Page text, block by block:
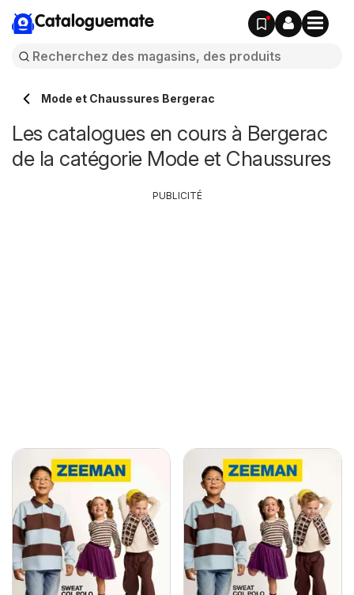
Cataloguemate
Mode et Chaussures Bergerac
Les catalogues en cours à Bergerac
de la catégorie Mode et Chaussures
PUBLICITÉ